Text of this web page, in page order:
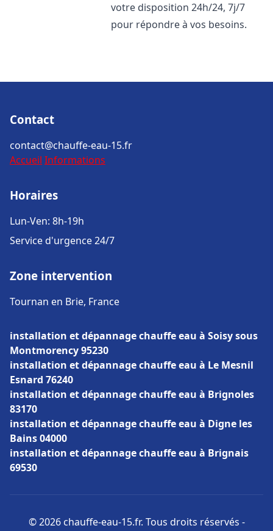
votre disposition 24h/24, 7j/7
pour répondre à vos besoins.
Contact
contact@chauffe-eau-15.fr
Accueil Informations
Horaires
Lun-Ven: 8h-19h
Service d'urgence 24/7
Zone intervention
Tournan en Brie, France
installation et dépannage chauffe eau à Soisy sous
Montmorency 95230
installation et dépannage chauffe eau à Le Mesnil
Esnard 76240
installation et dépannage chauffe eau à Brignoles
83170
installation et dépannage chauffe eau à Digne les
Bains 04000
installation et dépannage chauffe eau à Brignais
69530
© 2026 chauffe-eau-15.fr. Tous droits réservés -